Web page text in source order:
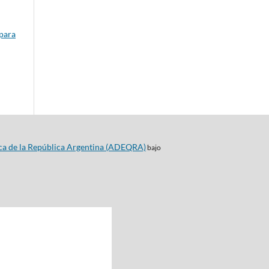
de la República Argentina (ADEQRA) bajo